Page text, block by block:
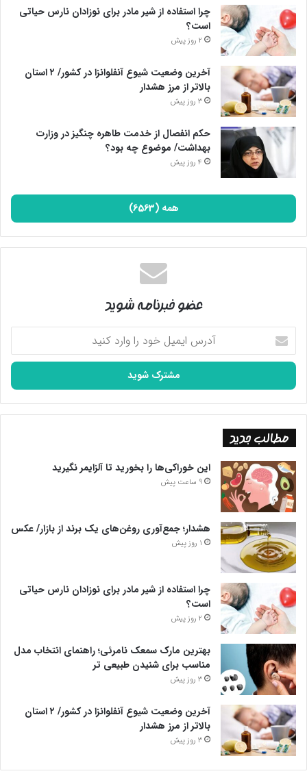
چرا استفاده از شیر مادر برای نوزادان نارس حیاتی
است؟
2 روز پیش
آخرین وضعیت شیوع آنفلوانزا در کشور/ ۲ استان
بالاتر از مرز هشدار
3 روز پیش
حکم انفصال از خدمت طاهره چنگیز در وزارت
بهداشت/ موضوع چه بود؟
4 روز پیش
همه (6563)
عضو خبرنامه شوید
آدرس
ایمیل
خود
وارد
کنید
مطالب جدید
این خوراکی‌ها را بخورید تا آلزایمر نگیرید
9 ساعت پیش
هشدار؛ جمع‌آوری روغن‌های یک برند از بازار/ عکس
1 روز پیش
چرا استفاده از شیر مادر برای نوزادان نارس حیاتی
است؟
2 روز پیش
بهترین مارک سمعک نامرئی؛ راهنمای انتخاب مدل
مناسب برای شنیدن طبیعی تر
3 روز پیش
آخرین وضعیت شیوع آنفلوانزا در کشور/ ۲ استان
بالاتر از مرز هشدار
3 روز پیش